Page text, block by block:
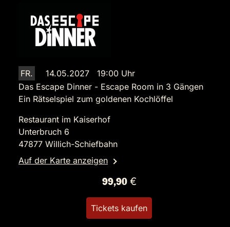
FR.
14.05.2027 19:00 Uhr
Das Escape Dinner - Escape Room in 3 Gängen
Ein Rätselspiel zum goldenen Kochlöffel
Restaurant im Kaiserhof
Unterbruch 6
47877 Willich-Schiefbahn
Auf der Karte anzeigen
99,90 €
Tickets kaufen